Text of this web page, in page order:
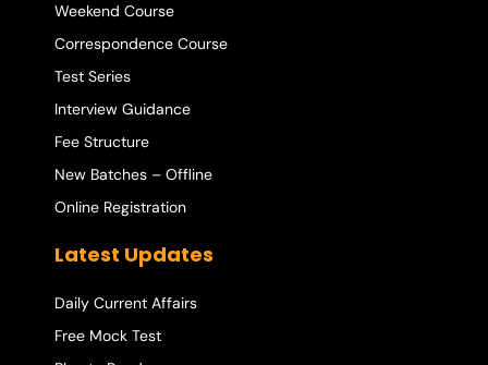
Weekend Course
Correspondence Course
Test Series
Interview Guidance
Fee Structure
New Batches – Offline
Online Registration
Latest Updates
Daily Current Affairs
Free Mock Test